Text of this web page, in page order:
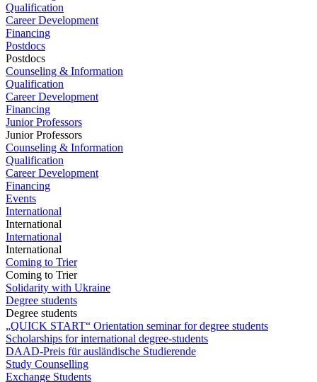
Qualification
Career Development
Financing
Postdocs
Postdocs
Counseling & Information
Qualification
Career Development
Financing
Junior Professors
Junior Professors
Counseling & Information
Qualification
Career Development
Financing
Events
International
International
International
International
Coming to Trier
Coming to Trier
Solidarity with Ukraine
Degree students
Degree students
„QUICK START“ Orientation seminar for degree students
Scholarships for international degree-students
DAAD-Preis für ausländische Studierende
Study Counselling
Exchange Students